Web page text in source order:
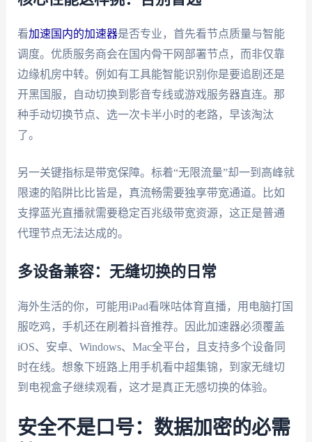
看加速国内的加速器是否专业，首先看节点质量与智能
调度。优质服务商会在国内骨干网部署节点，而非仅靠
边缘机房中转。例如有工具能智能识别你是要追剧还是
开黑国服，自动切换到影音专线或游戏服务器直连。那
种手动切换节点、选一次卡半小时的老路，早该淘汰
了。
另一关键指标是带宽保障。标着“无限流量”却一到高峰就
限速的陷阱比比皆是，真流畅需要独享带宽通道。比如
支撑蓝光直播就需要稳定百兆级带宽资源，这正是普通
代理节点无法达成的。
多设备兼容：无缝切换的日常
海外生活的你，可能用iPad看咪咕体育直播，用电脑打国
服吃鸡，手机还在刷着抖音推荐。因此加速器必须覆盖
iOS、安卓、Windows、Mac全平台，且支持多个设备同
时在线。想象下班路上用手机看中超集锦，到家无缝切
到电视盒子继续观看，这才是真正无感切换的体验。
安全不是口号：数据加密的必需